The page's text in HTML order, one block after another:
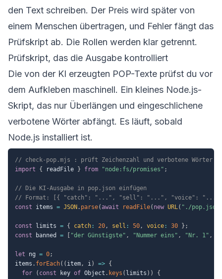
den Text schreiben. Der Preis wird später von
einem Menschen übertragen, und Fehler fängt das
Prüfskript ab. Die Rollen werden klar getrennt.
Prüfskript, das die Ausgabe kontrolliert
Die von der KI erzeugten POP-Texte prüfst du vor
dem Aufkleben maschinell. Ein kleines Node.js-
Skript, das nur Überlängen und eingeschlichene
verbotene Wörter abfängt. Es läuft, sobald
Node.js installiert ist.
// check-pop.mjs : prüft Zeichenzahl und verbotene Wörter
import
{ readFile } from "node:fs/promises" ;
// Die KI-Ausgabe in pop.json einfügen
// Format: [{ "catch": "...", "sell": "...", "voice":
const items = JSON . parse( await readFile( new URL( "./
const limits = { catch : 20, sell : 50, voice : 30 } ;
const banned = "der Günstigste" , "Nummer eins" , "Nr. 1" ,
let ng = 0;
items . forEach( ( item, i) => {
for
( const key of Object . keys ( limits ) )
{